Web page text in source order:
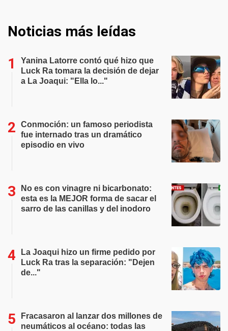
Noticias más leídas
Yanina Latorre contó qué hizo que
Luck Ra tomara la decisión de dejar
a La Joaqui: "Ella lo..."
Conmoción: un famoso periodista
fue internado tras un dramático
episodio en vivo
No es con vinagre ni bicarbonato:
esta es la MEJOR forma de sacar el
sarro de las canillas y del inodoro
La Joaqui hizo un firme pedido por
Luck Ra tras la separación: "Dejen
de..."
Fracasaron al lanzar dos millones de
neumáticos al océano: todas las